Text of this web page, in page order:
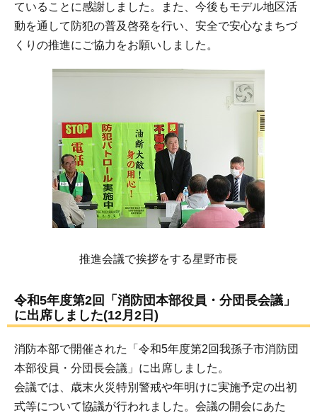
ていることに感謝しました。また、今後もモデル地区活
動を通して防犯の普及啓発を行い、安全で安心なまちづ
くりの推進にご協力をお願いしました。
推進会議で挨拶をする星野市長
令和5年度第2回「消防団本部役員・分団長会議」
に出席しました(12月2日)
消防本部で開催された「令和5年度第2回我孫子市消防団
本部役員・分団長会議」に出席しました。
会議では、歳末火災特別警戒や年明けに実施予定の出初
式等について協議が行われました。会議の開会にあた